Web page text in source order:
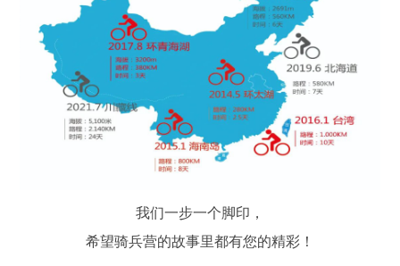
我们一步一个脚印，
希望骑兵营的故事里都有您的精彩！